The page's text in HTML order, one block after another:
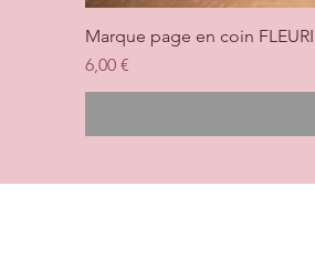
Marque page en coin FLEURI
Prix
6,00 €